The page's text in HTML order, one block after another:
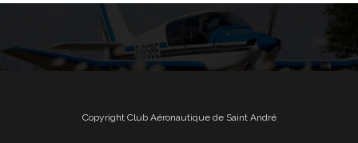
Copyright Club Aéronautique de Saint André